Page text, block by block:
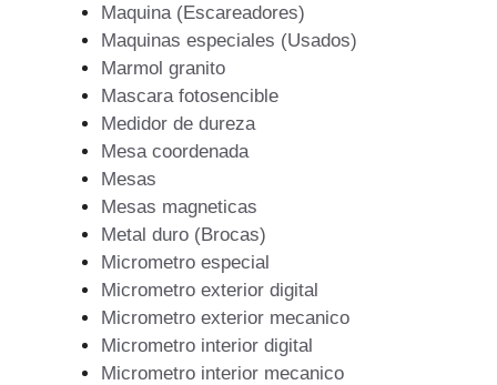
Maquina (Escareadores)
Maquinas especiales (Usados)
Marmol granito
Mascara fotosencible
Medidor de dureza
Mesa coordenada
Mesas
Mesas magneticas
Metal duro (Brocas)
Micrometro especial
Micrometro exterior digital
Micrometro exterior mecanico
Micrometro interior digital
Micrometro interior mecanico